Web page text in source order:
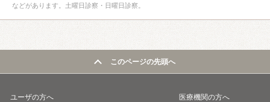
などがあります。土曜日診察・日曜日診察。
このページの先頭へ
ユーザの方へ 医療機関の方へ